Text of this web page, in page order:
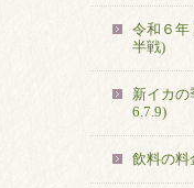
令和６年
半戦)
新イカの
6.7.9)
飲料の料